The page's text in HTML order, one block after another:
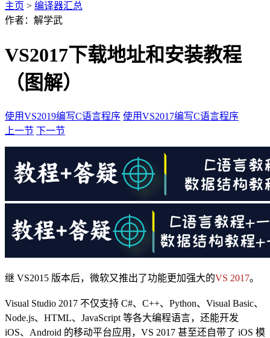
主页 > 编译器汇总
作者：解学武
VS2017下载地址和安装教程
（图解）
使用VS2019编写C语言程序 使用VS2017编写C语言程序
上一节 下一节
继 VS2015 版本后，微软又推出了功能更加强大的VS 2017。
Visual Studio 2017 不仅支持 C#、C++、Python、Visual Basic、
Node.js、HTML、JavaScript 等各大编程语言，还能开发
iOS、Android 的移动平台应用，VS 2017 甚至还自带了 iOS 模